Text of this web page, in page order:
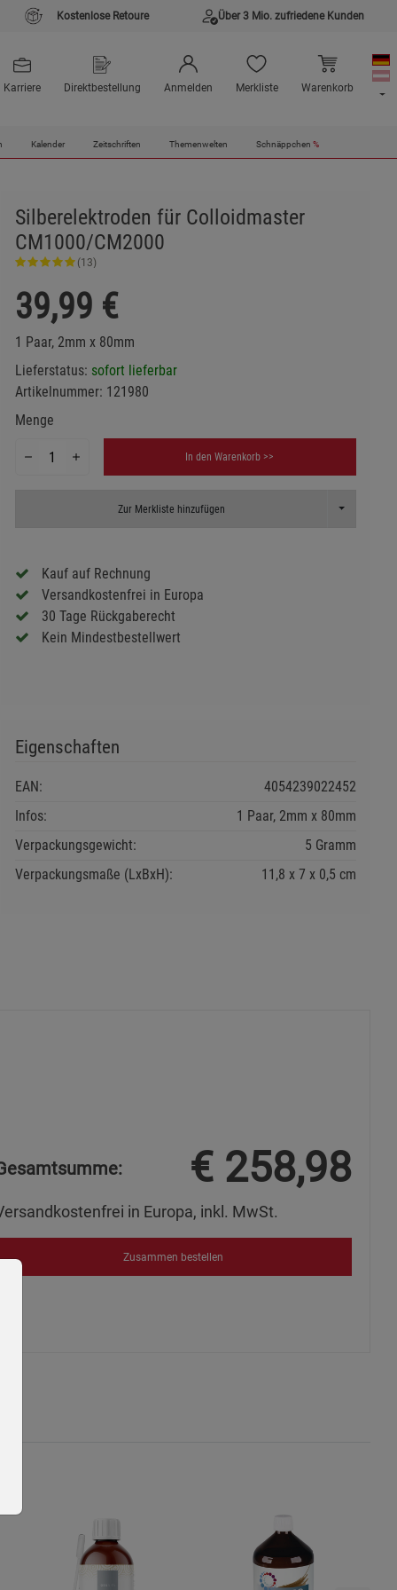
Kostenlose Retoure Über 3 Mio. zufriedene Kunden
Karriere Direktbestellung Anmelden Merkliste Warenkorb
Kalender Zeitschriften Themenwelten Schnäppchen %
Silberelektroden für Colloidmaster
CM1000/CM2000
(13)
39,99 €
1 Paar, 2mm x 80mm
Lieferstatus: sofort lieferbar
Artikelnummer: 121980
Menge
In den Warenkorb >>
Zur Merkliste hinzufügen Toggle
Kauf auf Rechnung
Versandkostenfrei in Europa
30 Tage Rückgaberecht
Kein Mindestbestellwert
Eigenschaften
EAN:
4054239022452
Infos:
1 Paar, 2mm x 80mm
Verpackungsgewicht:
5 Gramm
Verpackungsmaße (LxBxH):
11,8 7 0,5 cm
€ 258,98
in Europa, inkl. MwSt.
Zusammen bestellen